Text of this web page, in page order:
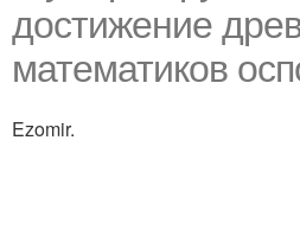
достижение
математиков
Ezomir.